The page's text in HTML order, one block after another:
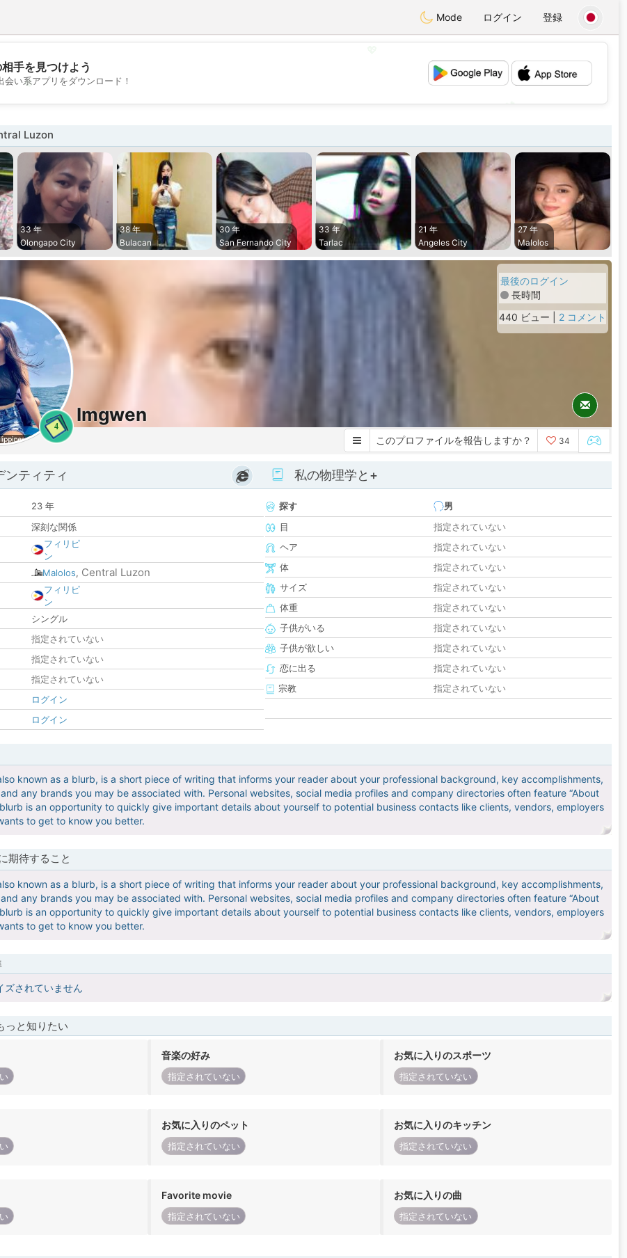
Mode ログイン 登録
💖
💕
手を見つけよう
会い系アプリをダウンロード！
Luzon
33 年
Olongapo City
38 年
Bulacan
30 年
San Fernando City
33 年
Tarlac
21 年
Angeles City
27 年
Malolos
4
Imgwen
最後のログイン
長時間
440 ビュー | 2 コメント
このプロファイルを報告しますか？ 34
ンティティ
23 年
深刻な関係
フィリピ
ン
Malolos, Central Luzon
フィリピ
ン
シングル
指定されていない
指定されていない
指定されていない
ログイン
ログイン
私の物理学と+
探す
男
目
指定されていない
ヘア
指定されていない
体
指定されていない
サイズ
指定されていない
体重
指定されていない
子供がいる
指定されていない
子供が欲しい
指定されていない
恋に出る
指定されていない
宗教
指定されていない
known as a blurb, is a short piece of writing that informs your reader about your professional background, key accomplishments,
any brands you may be associated with. Personal websites, social media profiles and company directories often feature “About
blurb is an opportunity to quickly give important details about yourself to potential business contacts like clients, vendors, employers
to get to know you better.
期待すること
known as a blurb, is a short piece of writing that informs your reader about your professional background, key accomplishments,
any brands you may be associated with. Personal websites, social media profiles and company directories often feature “About
blurb is an opportunity to quickly give important details about yourself to potential business contacts like clients, vendors, employers
to get to know you better.
ズされていません
っと知りたい
音楽の好み
指定されていない
お気に入りのスポーツ
指定されていない
お気に入りのペット
指定されていない
お気に入りのキッチン
指定されていない
Favorite movie
指定されていない
お気に入りの曲
指定されていない